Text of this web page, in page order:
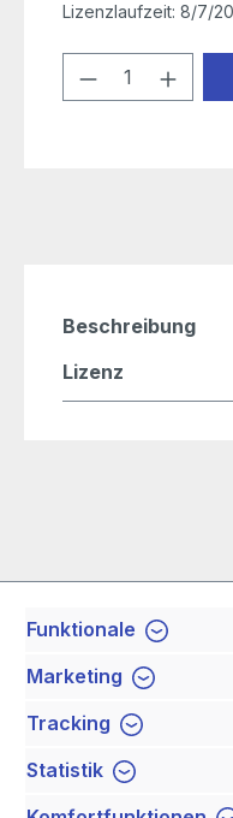
Lizenzlaufzeit:8/7/
Produkt
Beschreibung
Lizenz
Service-Hotline
Shop Service
Newsletter
Funktionale
Marketing
Tracking
Statistik